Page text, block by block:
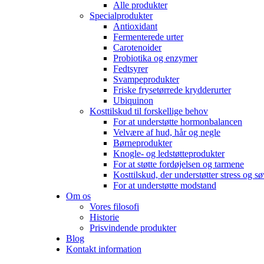
Alle produkter
Specialprodukter
Antioxidant
Fermenterede urter
Carotenoider
Probiotika og enzymer
Fedtsyrer
Svampeprodukter
Friske frysetørrede krydderurter
Ubiquinon
Kosttilskud til forskellige behov
For at understøtte hormonbalancen
Velvære af hud, hår og negle
Børneprodukter
Knogle- og ledstøtteprodukter
For at støtte fordøjelsen og tarmene
Kosttilskud, der understøtter stress og
For at understøtte modstand
Om os
Vores filosofi
Historie
Prisvindende produkter
Blog
Kontakt information